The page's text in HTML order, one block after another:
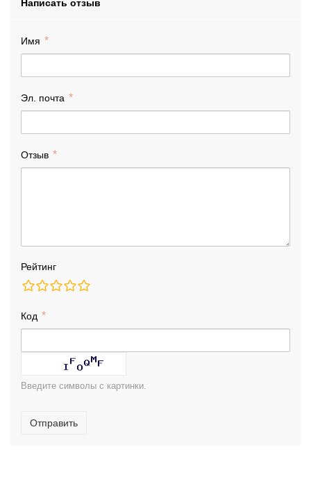
Написать отзыв
Имя
Эл. почта
Отзыв
Рейтинг
Код
Введите символы с картинки.
Отправить